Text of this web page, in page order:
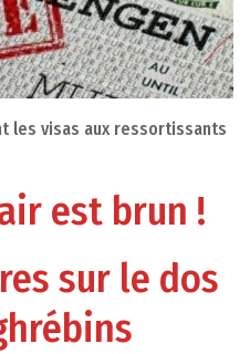
les visas aux ressortissants
est brun !
sur le dos